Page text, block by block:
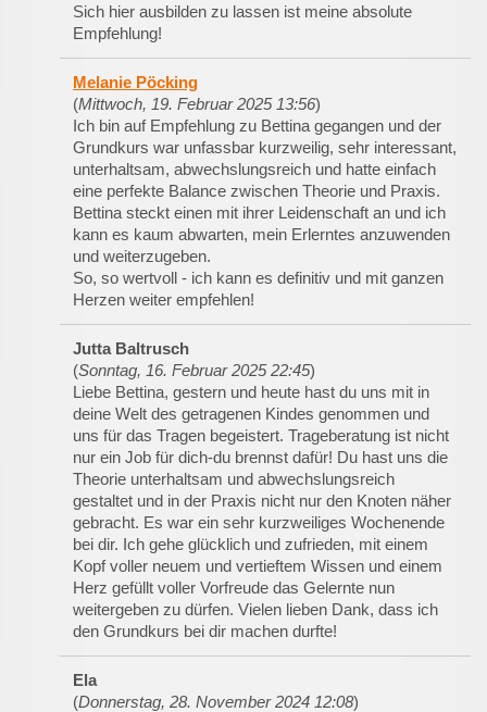
Sich hier ausbilden zu lassen ist meine absolute
Empfehlung!
Melanie Pöcking
(Mittwoch, 19. Februar 2025 13:56)
Ich bin auf Empfehlung zu Bettina gegangen und der
Grundkurs war unfassbar kurzweilig, sehr interessant,
unterhaltsam, abwechslungsreich und hatte einfach
eine perfekte Balance zwischen Theorie und Praxis.
Bettina steckt einen mit ihrer Leidenschaft an und ich
kann es kaum abwarten, mein Erlerntes anzuwenden
und weiterzugeben.
So, so wertvoll - ich kann es definitiv und mit ganzen
Herzen weiter empfehlen!
Jutta Baltrusch
(Sonntag, 16. Februar 2025 22:45)
Liebe Bettina, gestern und heute hast du uns mit in
deine Welt des getragenen Kindes genommen und
uns für das Tragen begeistert. Trageberatung ist nicht
nur ein Job für dich-du brennst dafür! Du hast uns die
Theorie unterhaltsam und abwechslungsreich
gestaltet und in der Praxis nicht nur den Knoten näher
gebracht. Es war ein sehr kurzweiliges Wochenende
bei dir. Ich gehe glücklich und zufrieden, mit einem
Kopf voller neuem und vertieftem Wissen und einem
Herz gefüllt voller Vorfreude das Gelernte nun
weitergeben zu dürfen. Vielen lieben Dank, dass ich
den Grundkurs bei dir machen durfte!
Ela
(Donnerstag, 28. November 2024 12:08)